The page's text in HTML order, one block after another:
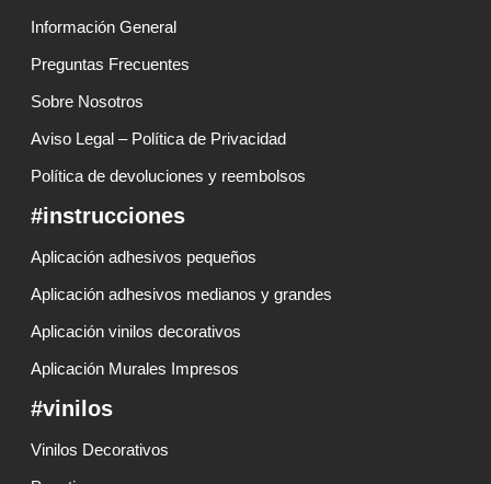
Información General
Preguntas Frecuentes
Sobre Nosotros
Aviso Legal – Política de Privacidad
Política de devoluciones y reembolsos
#instrucciones
Aplicación adhesivos pequeños
Aplicación adhesivos medianos y grandes
Aplicación vinilos decorativos
Aplicación Murales Impresos
#vinilos
Vinilos Decorativos